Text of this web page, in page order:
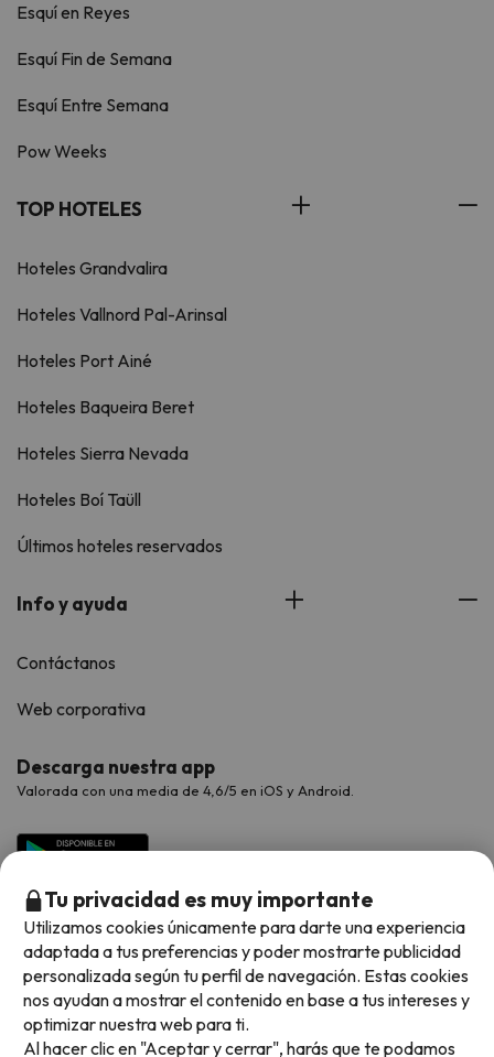
Esquí en Reyes
Esquí Fin de Semana
Esquí Entre Semana
Pow Weeks
TOP HOTELES
Hoteles Grandvalira
Hoteles Vallnord Pal-Arinsal
Hoteles Port Ainé
Hoteles Baqueira Beret
Hoteles Sierra Nevada
Hoteles Boí Taüll
Últimos hoteles reservados
Info y ayuda
Contáctanos
Web corporativa
Descarga nuestra app
Valorada con una media de 4,6/5 en iOS y Android.
Métodos de pago disponibles
Tu privacidad es muy importante
Utilizamos cookies únicamente para darte una experiencia
adaptada a tus preferencias y poder mostrarte publicidad
personalizada según tu perfil de navegación. Estas cookies
nos ayudan a mostrar el contenido en base a tus intereses y
optimizar nuestra web para ti.
Al hacer clic en "Aceptar y cerrar", harás que te podamos